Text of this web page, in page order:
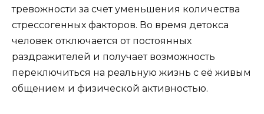
тревожности за счет уменьшения количества
стрессогенных факторов. Во время детокса
человек отключается от постоянных
раздражителей и получает возможность
переключиться на реальную жизнь с её живым
общением и физической активностью.